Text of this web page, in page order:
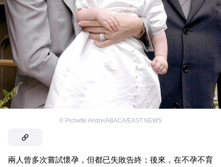
© Pichette Andre/ABACA/EAST NEWS
兩人曾多次嘗試懷孕，但都已失敗告終；後來，在不孕不育